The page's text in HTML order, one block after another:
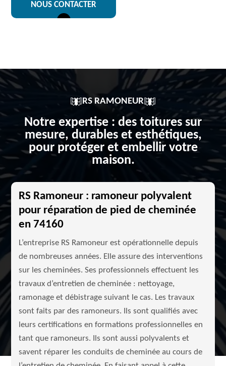
NOUS CONTACTER
RS RAMONEUR
Notre expertise : des toitures sur
mesure, durables et esthétiques,
pour protéger et embellir votre
maison.
RS Ramoneur : ramoneur polyvalent
pour réparation de pied de cheminée
en 74160
L’entreprise RS Ramoneur est opérationnelle depuis
de nombreuses années. Elle assure des interventions
sur les cheminées. Ses professionnels effectuent les
travaux d’entretien de cheminée : nettoyage,
ramonage et débistrage suivant le cas. Les travaux
sont faits par des ramoneurs. Ils sont qualifiés avec
leurs certifications en formations professionnelles en
tant que ramoneurs. Ils sont aussi polyvalents et
savent réparer les conduits de cheminée au cours de